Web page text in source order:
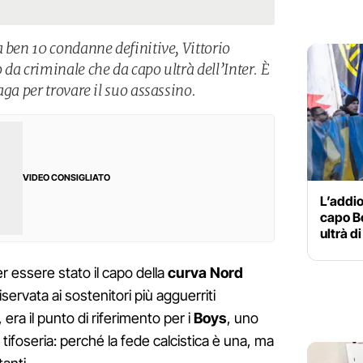
ben 10 condanne definitive, Vittorio
criminale che da capo ultrà dell’Inter. È
per trovare il suo assassino.
VIDEO CONSIGLIATO
essere stato il capo dellacurva Nord
ai sostenitori più agguerriti
era il punto di riferimento per iBoys, uno
perché la fede calcistica è una, ma
capo
ultrà di